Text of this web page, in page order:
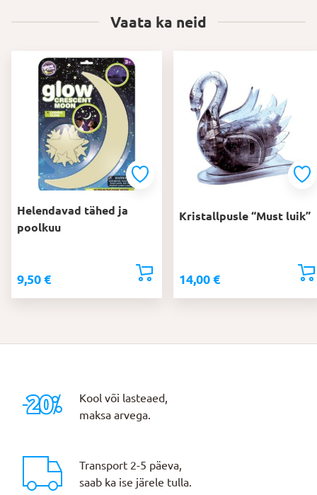
Vaata ka neid
Helendavad tähed ja
poolkuu
9,50 €
Kristallpusle “Must luik”
14,00 €
Kool või lasteaed,
maksa arvega.
Transport 2-5 päeva,
saab ka ise järele tulla.